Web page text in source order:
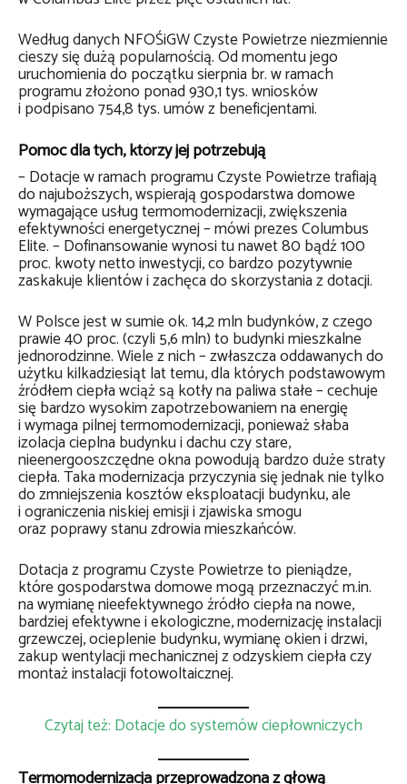
Według danych NFOŚiGW Czyste Powietrze niezmiennie
cieszy się dużą popularnością. Od momentu jego
uruchomienia do początku sierpnia br. w ramach
programu złożono ponad 930,1 tys. wniosków
i podpisano 754,8 tys. umów z beneficjentami.
Pomoc dla tych, którzy jej potrzebują
– Dotacje w ramach programu Czyste Powietrze trafiają
do najuboższych, wspierają gospodarstwa domowe
wymagające usług termomodernizacji, zwiększenia
efektywności energetycznej – mówi prezes Columbus
Elite. – Dofinansowanie wynosi tu nawet 80 bądź 100
proc. kwoty netto inwestycji, co bardzo pozytywnie
zaskakuje klientów i zachęca do skorzystania z dotacji.
W Polsce jest w sumie ok. 14,2 mln budynków, z czego
prawie 40 proc. (czyli 5,6 mln) to budynki mieszkalne
jednorodzinne. Wiele z nich – zwłaszcza oddawanych do
użytku kilkadziesiąt lat temu, dla których podstawowym
źródłem ciepła wciąż są kotły na paliwa stałe – cechuje
się bardzo wysokim zapotrzebowaniem na energię
i wymaga pilnej termomodernizacji, ponieważ słaba
izolacja cieplna budynku i dachu czy stare,
nieenergooszczędne okna powodują bardzo duże straty
ciepła. Taka modernizacja przyczynia się jednak nie tylko
do zmniejszenia kosztów eksploatacji budynku, ale
i ograniczenia niskiej emisji i zjawiska smogu
oraz poprawy stanu zdrowia mieszkańców.
Dotacja z programu Czyste Powietrze to pieniądze,
które gospodarstwa domowe mogą przeznaczyć m.in.
na wymianę nieefektywnego źródło ciepła na nowe,
bardziej efektywne i ekologiczne, modernizację instalacji
grzewczej, ocieplenie budynku, wymianę okien i drzwi,
zakup wentylacji mechanicznej z odzyskiem ciepła czy
montaż instalacji fotowoltaicznej.
Czytaj też: Dotacje do systemów ciepłowniczych
Termomodernizacja przeprowadzona z głową